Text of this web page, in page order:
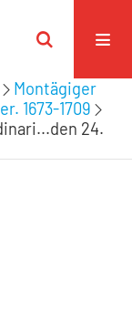
Montägiger
1673-1709
24.